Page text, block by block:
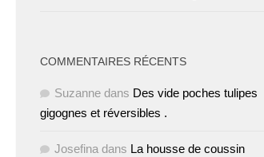
COMMENTAIRES RÉCENTS
Suzanne dans Des vide poches tulipes
gigognes et réversibles .
Josefina dans La housse de coussin